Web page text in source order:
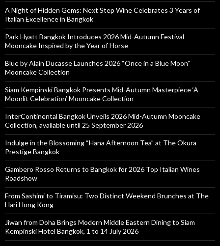
A Night of Hidden Gems: Next Step Wine Celebrates 3 Years of
Italian Excellence in Bangkok
Park Hyatt Bangkok Introduces 2026 Mid-Autumn Festival
Mooncake Inspired by the Year of Horse
Blue by Alain Ducasse Launches 2026 “Once in a Blue Moon”
Mooncake Collection
Siam Kempinski Bangkok Presents Mid-Autumn Masterpiece ‘A
Moonlit Celebration’ Mooncake Collection
InterContinental Bangkok Unveils 2026 Mid-Autumn Mooncake
Collection, available until 25 September 2026
Indulge in the Blossoming “Hana Afternoon Tea” at The Okura
Prestige Bangkok
Gambero Rosso Returns to Bangkok for 2026 Top Italian Wines
Roadshow
From Sashimi to Tiramisu: Two Distinct Weekend Brunches at The
Hari Hong Kong
Jiwan from Doha Brings Modern Middle Eastern Dining to Siam
Kempinski Hotel Bangkok, 1 to 14 July 2026